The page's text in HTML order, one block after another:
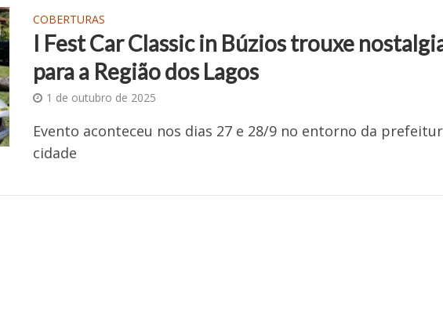
COBERTURAS
I Fest Car Classic in Búzios trouxe
para a Região dos Lagos
1 de outubro de 2025
Evento aconteceu nos dias 27 e 28/9 no entorno da
cidade